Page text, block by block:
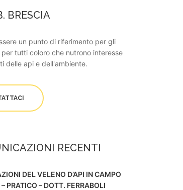
BRESCIA
un punto di riferimento per gli
tutti coloro che nutrono interesse
delle api e dell'ambiente.
RECENTI
DEL VELENO D’API IN CAMPO
PRATICO – DOTT. FERRABOLI